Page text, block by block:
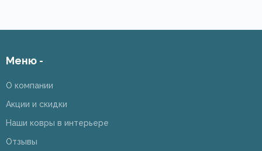
Меню -
О компании
Акции и скидки
Наши ковры в интерьере
Отзывы